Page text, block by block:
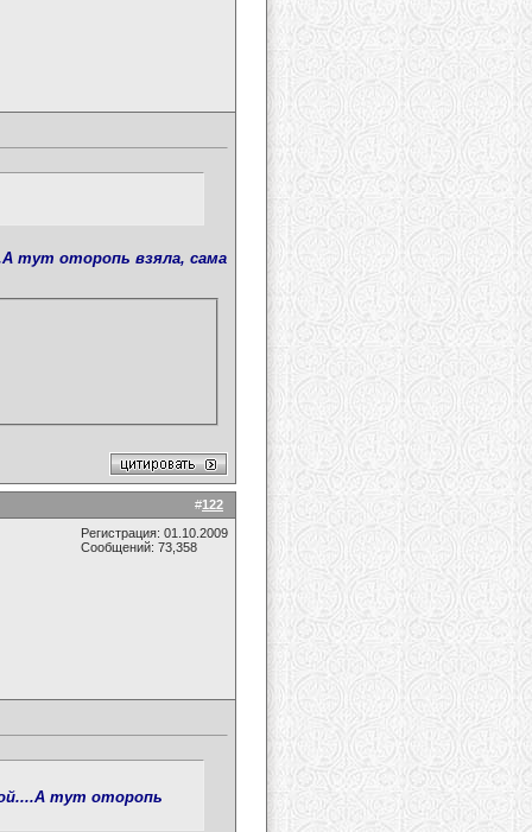
тут оторопь взяла, сама
#122
Регистрация: 01.10.2009
Сообщений: 73,358
тут оторопь